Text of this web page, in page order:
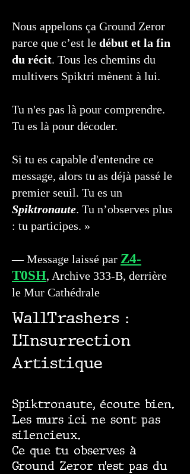
Nous appelons ça Ground Zeror
parce que c’est le début et la fin
du récit. Tous les chemins du
multivers Spiktri mènent à lui.
Tu n'es pas là pour comprendre.
Tu es là pour décoder.
Si tu es capable d'entendre ce
message, alors tu as déjà passé le
premier seuil. Tu es un
Spiktronaute. Tu n’observes plus
: tu participes. »
— Message laissé par Z4-
T0SH, Archive 333-B, derrière
le Mur Cathédrale
WallTrashers :
L’Insurrection
Artistique
Spiktronaute, écoute bien.
Les murs ici ne sont pas
silencieux.
Ce que tu observes à
Ground Zeror n’est pas du